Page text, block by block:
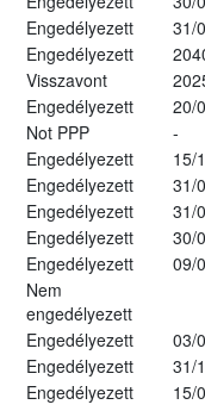
Engedélyezett
31/
Engedélyezett
Visszavont
Engedélyezett
20/
Not PPP
-
Engedélyezett
15/
Engedélyezett
31/
Engedélyezett
31/
Engedélyezett
30/
Engedélyezett
09/
Nem
engedélyezett
Engedélyezett
03/
Engedélyezett
31/
Engedélyezett
15/